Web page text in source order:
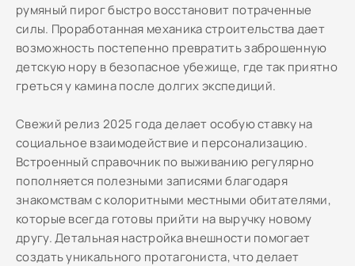
румяный пирог быстро восстановит потраченные
силы. Проработанная механика строительства дает
возможность постепенно превратить заброшенную
детскую нору в безопасное убежище, где так приятно
греться у камина после долгих экспедиций.
Свежий релиз 2025 года делает особую ставку на
социальное взаимодействие и персонализацию.
Встроенный справочник по выживанию регулярно
пополняется полезными записями благодаря
знакомствам с колоритными местными обитателями,
которые всегда готовы прийти на выручку новому
другу. Детальная настройка внешности помогает
создать уникального протагониста, что делает